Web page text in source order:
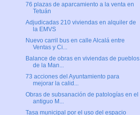
76 plazas de aparcamiento a la venta en
Tetuán
Adjudicadas 210 viviendas en alquiler de
la EMVS
Nuevo carril bus en calle Alcalá entre
Ventas y Ci...
Balance de obras en viviendas de pueblos
de la Man...
73 acciones del Ayuntamiento para
mejorar la calid...
Obras de subsanación de patologías en el
antiguo M...
Tasa municipal por el uso del espacio